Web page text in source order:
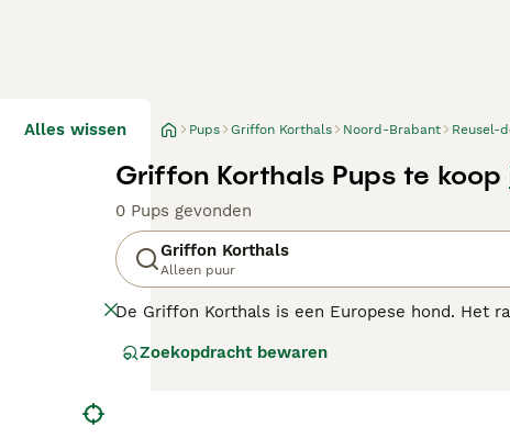
Alles wissen Pups Griffon Korthals Noord-Brabant Reusel-
Griffon Korthals Pups te koop
0 Pups gevonden
Griffon Korthals
Alleen puur
De Griffon Korthals is een Europese hond. Het
de Barbet en de Pointer. Het is een jachthond,
Zoekopdracht bewaren